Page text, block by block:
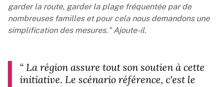
garder la route, garder la plage fréquentée par de
nombreuses familles et pour cela nous demandons une
simplification des mesures." Ajoute-il.
“ La région assure tout son soutien à cette
initiative. Le scénario référence, c'est le